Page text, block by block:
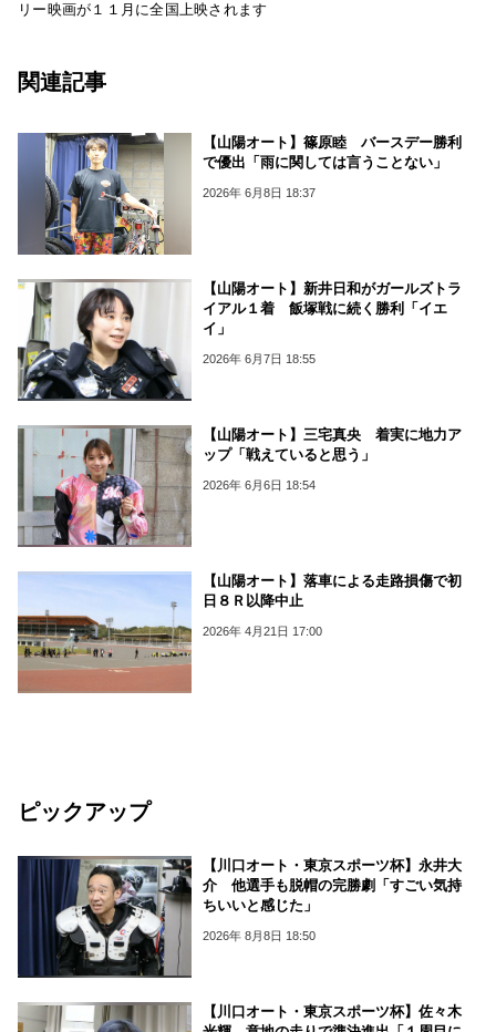
リー映画が１１月に全国上映されます
関連記事
【山陽オート】篠原睦 バースデー勝利
で優出「雨に関しては言うことない」
2026年 6月8日 18:37
【山陽オート】新井日和がガールズトラ
イアル１着 飯塚戦に続く勝利「イエ
イ」
2026年 6月7日 18:55
【山陽オート】三宅真央 着実に地力ア
ップ「戦えていると思う」
2026年 6月6日 18:54
【山陽オート】落車による走路損傷で初
日８Ｒ以降中止
2026年 4月21日 17:00
ピックアップ
【川口オート・東京スポーツ杯】永井大
介 他選手も脱帽の完勝劇「すごい気持
ちいいと感じた」
2026年 8月8日 18:50
【川口オート・東京スポーツ杯】佐々木